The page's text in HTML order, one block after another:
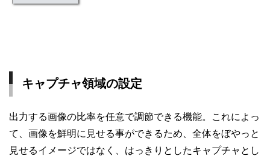
キャプチャ領域の設定
出力する画像の比率を任意で調節できる機能。これによっ
て、画像を鮮明に見せる事ができるため、全体をぼやっと
見せるイメージではなく、はっきりとしたキャプチャとし